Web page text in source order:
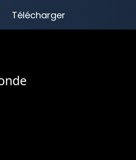
Télécharger